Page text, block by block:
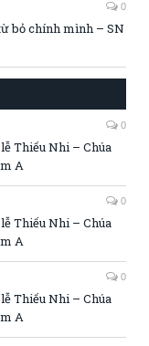
0
bỏ chính mình – SN
0
Thiếu Nhi – Chúa
A
0
Thiếu Nhi – Chúa
A
0
Thiếu Nhi – Chúa
A